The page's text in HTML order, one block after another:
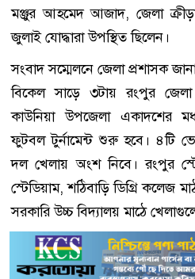
মঞ্জুর আহমেদ আজাদ, জেলা
জুলাই যোদ্ধারা উপস্থিত ছিলেন।
সংবাদ সম্মেলনে জেলা প্রশাসক
বিকেল সাড়ে ৩টায় রংপুর
কাউনিয়া উপজেলা একাদশের
ফুটবল টুর্নামেন্ট শুরু হবে। ৪টি
দল খেলায় অংশ নিবে। রংপুর
স্টেডিয়াম, শঠিবাড়ি ডিগ্রি কলেজ
সরকারি উচ্চ বিদ্যালয় মাঠে